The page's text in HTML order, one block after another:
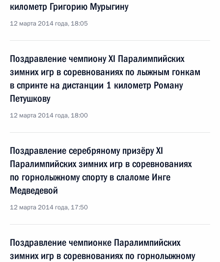
километр Григорию Мурыгину
12 марта 2014 года, 18:05
Поздравление чемпиону XI Паралимпийских
зимних игр в соревнованиях по лыжным гонкам
в спринте на дистанции 1 километр Роману
Петушкову
12 марта 2014 года, 18:00
Поздравление серебряному призёру XI
Паралимпийских зимних игр в соревнованиях
по горнолыжному спорту в слаломе Инге
Медведевой
12 марта 2014 года, 17:50
Поздравление чемпионке Паралимпийских
зимних игр в соревнованиях по горнолыжному